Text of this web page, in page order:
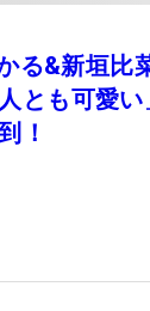
る&新垣
とも可愛
！